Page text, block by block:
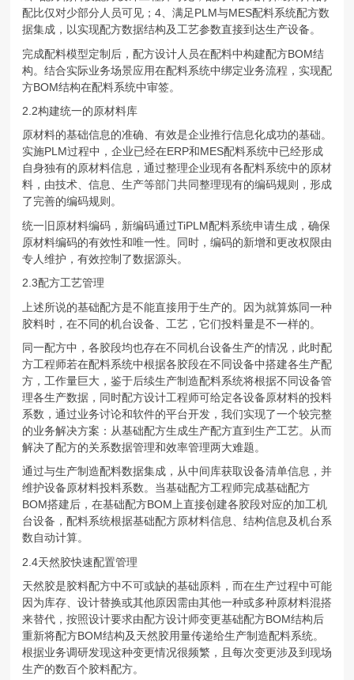
配比仅对少部分人员可见；4、满足PLM与MES配料系统配方数
据集成，以实现配方数据结构及工艺参数直接到达生产设备。
完成配料模型定制后，配方设计人员在配料中构建配方BOM结
构。结合实际业务场景应用在配料系统中绑定业务流程，实现配
方BOM结构在配料系统中审签。
2.2构建统一的原材料库
原材料的基础信息的准确、有效是企业推行信息化成功的基础。
实施PLM过程中，企业已经在ERP和MES配料系统中已经形成
自身独有的原材料信息，通过整理企业现有各配料系统中的原材
料，由技术、信息、生产等部门共同整理现有的编码规则，形成
了完善的编码规则。
统一旧原材料编码，新编码通过TiPLM配料系统申请生成，确保
原材料编码的有效性和唯一性。同时，编码的新增和更改权限由
专人维护，有效控制了数据源头。
2.3配方工艺管理
上述所说的基础配方是不能直接用于生产的。因为就算炼同一种
胶料时，在不同的机台设备、工艺，它们投料量是不一样的。
同一配方中，各胶段均也存在不同机台设备生产的情况，此时配
方工程师若在配料系统中根据各胶段在不同设备中搭建各生产配
方，工作量巨大，鉴于后续生产制造配料系统将根据不同设备管
理各生产数据，同时配方设计工程师可给定各设备原材料的投料
系数，通过业务讨论和软件的平台开发，我们实现了一个较完整
的业务解决方案：从基础配方生成生产配方直到生产工艺。从而
解决了配方的关系数据管理和效率管理两大难题。
通过与生产制造配料数据集成，从中间库获取设备清单信息，并
维护设备原材料投料系数。当基础配方工程师完成基础配方
BOM搭建后，在基础配方BOM上直接创建各胶段对应的加工机
台设备，配料系统根据基础配方原材料信息、结构信息及机台系
数自动计算。
2.4天然胶快速配置管理
天然胶是胶料配方中不可或缺的基础原料，而在生产过程中可能
因为库存、设计替换或其他原因需由其他一种或多种原材料混搭
来替代，按照设计要求由配方设计师变更基础配方BOM结构后
重新将配方BOM结构及天然胶用量传递给生产制造配料系统。
根据业务调研发现这种变更情况很频繁，且每次变更涉及到现场
生产的数百个胶料配方。